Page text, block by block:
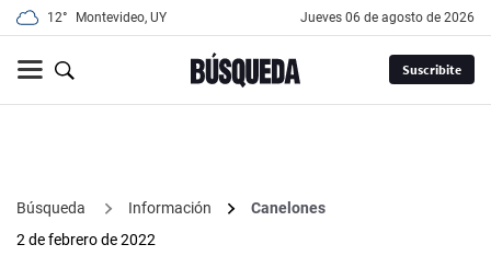
12° Montevideo, UY jueves 06 de agosto de 2026
Suscribite
Búsqueda Información
Canelones
2 de febrero de 2022